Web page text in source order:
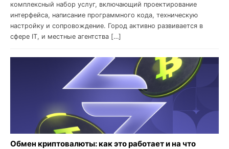
комплексный набор услуг, включающий проектирование
интерфейса, написание программного кода, техническую
настройку и сопровождение. Город активно развивается в
сфере IT, и местные агентства […]
Обмен криптовалюты: как это работает и на что